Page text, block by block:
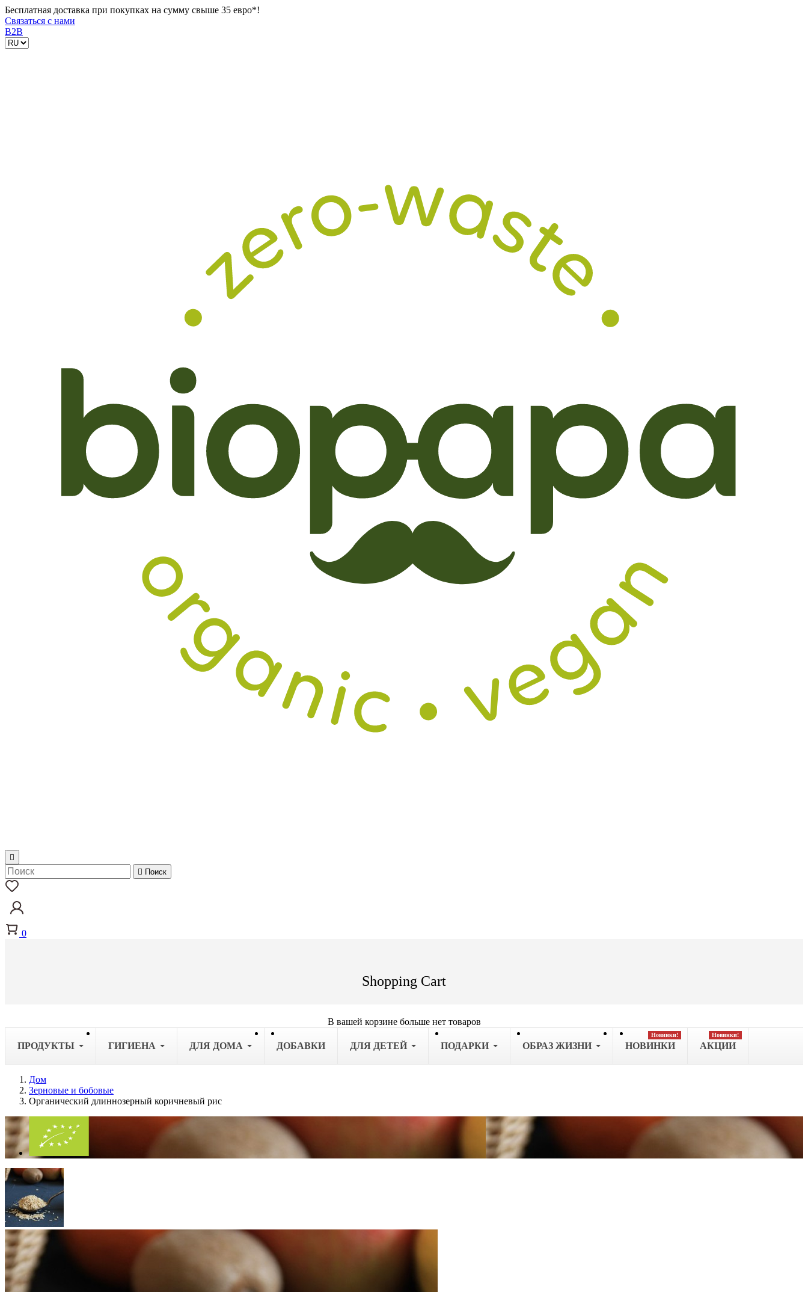
Бесплатная доставка при покупках на сумму свыше 35 евро*!
Связаться с нами
B2B

 Поиск
0
Shopping Cart
В вашей корзине больше нет товаров
ПРОДУКТЫ ГИГИЕНА ДЛЯ ДОМА ДОБАВКИ ДЛЯ ДЕТЕЙ ПОДАРКИ OБРАЗ ЖИЗНИ НОВИНКИ
Новинки!
АКЦИИ
Новинки!
Дом
Зерновые и бобовые
Органический длиннозерный коричневый рис